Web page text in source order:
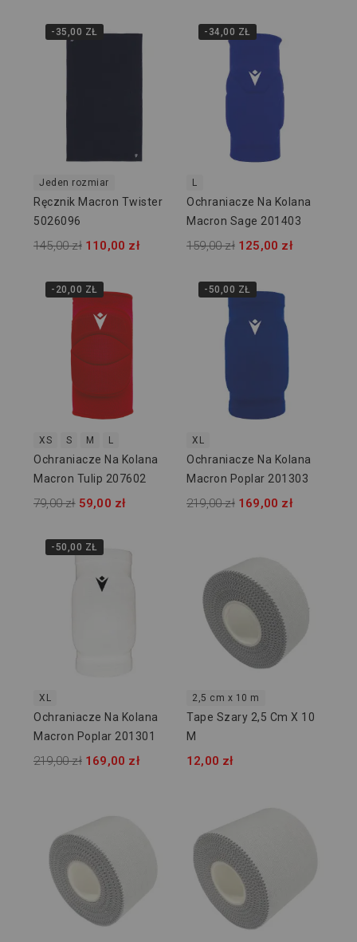
-35,00 ZŁ
Jeden rozmiar
Ręcznik Macron Twister
5026096
145,00 zł 110,00 zł
-34,00 ZŁ
L
Ochraniacze Na Kolana
Macron Sage 201403
159,00 zł 125,00 zł
-20,00 ZŁ
XS S M L
Ochraniacze Na Kolana
Macron Tulip 207602
79,00 zł 59,00 zł
-50,00 ZŁ
XL
Ochraniacze Na Kolana
Macron Poplar 201303
219,00 zł 169,00 zł
-50,00 ZŁ
XL
Ochraniacze Na Kolana
Macron Poplar 201301
219,00 zł 169,00 zł
2,5 cm x 10 m
Tape Szary 2,5 Cm X 10
M
12,00 zł